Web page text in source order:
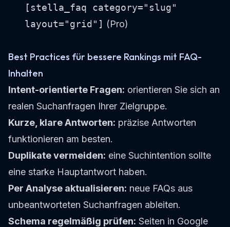
[stella_faq category="slug"
layout="grid"] (Pro)
Best Practices für bessere Rankings mit FAQ-
Inhalten
Intent-orientierte Fragen: orientieren Sie sich an
realen Suchanfragen Ihrer Zielgruppe.
Kurze, klare Antworten: präzise Antworten
funktionieren am besten.
Duplikate vermeiden: eine Suchintention sollte
eine starke Hauptantwort haben.
Per Analyse aktualisieren: neue FAQs aus
unbeantworteten Suchanfragen ableiten.
Schema regelmäßig prüfen: Seiten in Google